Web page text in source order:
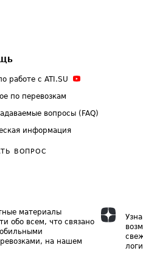
работе с ATI.SU
по перевозкам
вопросы (FAQ)
информация
ВОПРОС
материалы
обо всем, что связано
на нашем